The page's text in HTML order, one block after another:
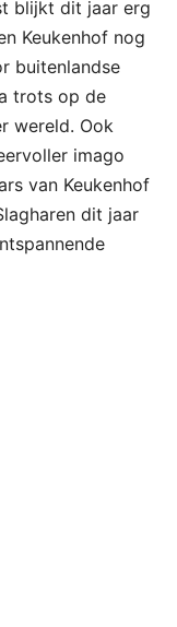
blijkt dit jaar erg
Keukenhof nog
buitenlandse
trots op de
wereld. Ook
imago
van Keukenhof
dit jaar